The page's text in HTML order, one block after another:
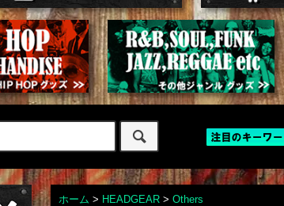
ホーム > HEADGEAR > Others